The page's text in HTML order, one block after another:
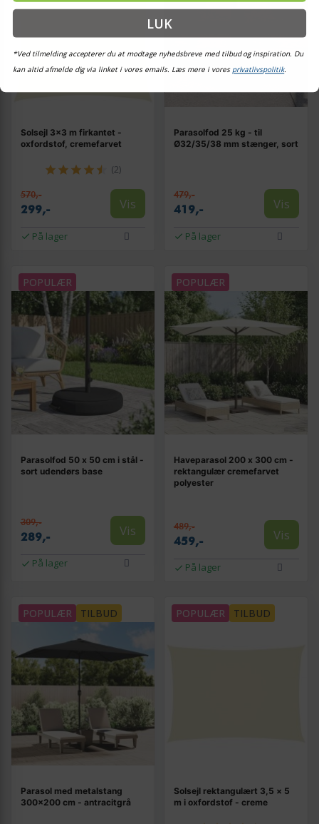
Solsejl 3×3 m firkantet -
oxfordstof, cremefarvet
(2)
570,-
299,- Vis
På lager
Parasolfod 25 kg - til
Ø32/35/38 mm stænger, sort
479,-
419,- Vis
På lager
POPULÆR
Parasolfod 50 x 50 cm i stål -
sort udendørs base
309,-
289,- Vis
På lager
POPULÆR
Haveparasol 200 x 300 cm -
rektangulær cremefarvet
polyester
489,-
459,- Vis
På lager
POPULÆR TILBUD
Parasol med metalstang
300×200 cm - antracitgrå
POPULÆR TILBUD
Solsejl rektangulært 3,5 × 5
m i oxfordstof - creme
LUK
*Ved tilmelding accepterer du at modtage nyhedsbreve med tilbud og inspiration. Du
kan altid afmelde dig via linket i vores emails. Læs mere i vores privatlivspolitik.